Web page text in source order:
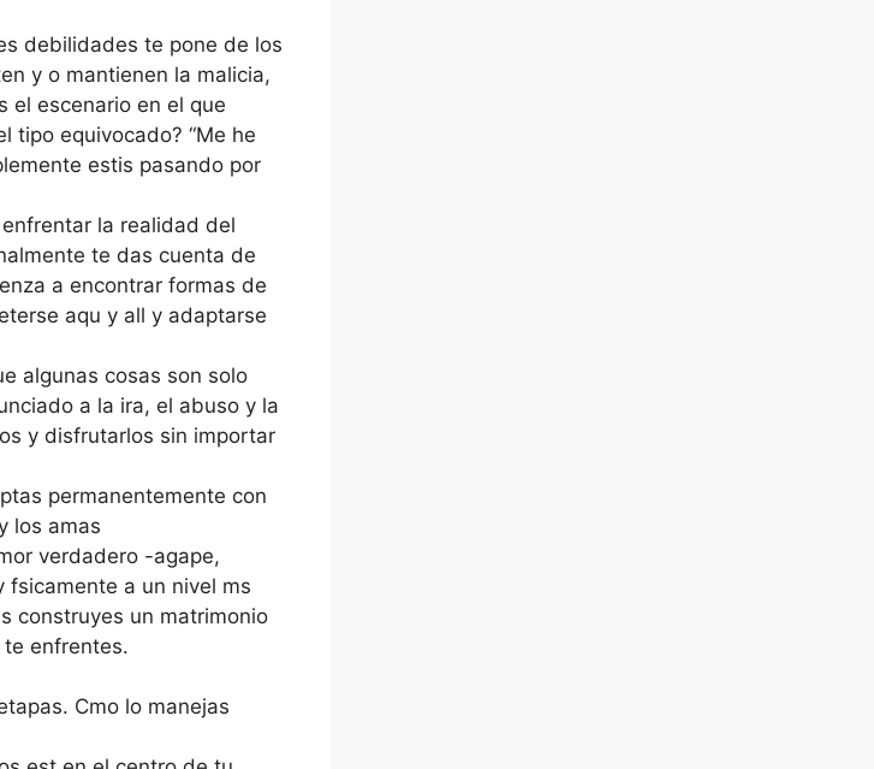
debilidades te pone de los
y o mantienen la malicia,
el escenario en el que
tipo equivocado? “Me he
estis pasando por
enfrentar la realidad del
te das cuenta de
a encontrar formas de
aqu y all y adaptarse
algunas cosas son solo
a la ira, el abuso y la
y disfrutarlos sin importar
permanentemente con
los amas
verdadero -agape,
fsicamente a un nivel ms
construyes un matrimonio
enfrentes.
Cmo lo manejas